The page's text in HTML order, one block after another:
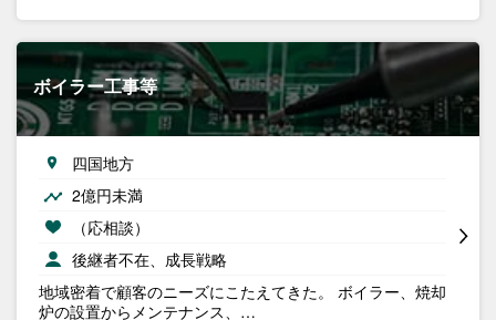
ボイラー工事等
四国地方
2億円未満
（応相談）
後継者不在、成長戦略
地域密着で顧客のニーズにこたえてきた。 ボイラー、焼却
炉の設置からメンテナンス、…